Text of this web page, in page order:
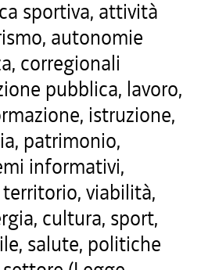
sportiva, attività
autonomie
corregionali
pubblica, lavoro,
istruzione,
patrimonio,
informativi,
viabilità,
cultura, sport,
salute, politiche